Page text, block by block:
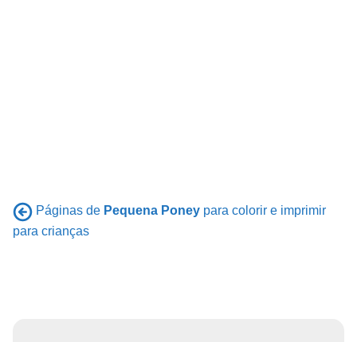
Páginas de Pequena Poney para colorir e imprimir
para crianças